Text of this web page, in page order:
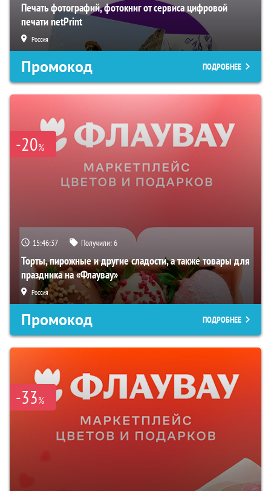
Печать фотографий, фотокниг от сервиса цифровой
печати netPrint
Россия
Промокод ПОДРОБНЕЕ
-20%
15:46:36 Получили:6
Торты, пирожные и другие сладости, а также товары для
праздника на «Флаувау»
Россия
Промокод ПОДРОБНЕЕ
-33%